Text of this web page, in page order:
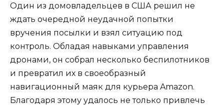
Один из домовладельцев в США решил не
ждать очередной неудачной попытки
вручения посылки и взял ситуацию под
контроль. Обладая навыками управления
дронами, он собрал несколько беспилотников
и превратил их в своеобразный
навигационный маяк для курьера Amazon.
Благодаря этому удалось не только привлечь